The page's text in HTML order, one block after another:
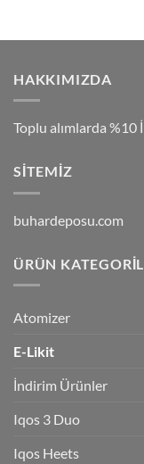
HAKKIMIZDA
Toplu alımlarda %10
SITEMIZ
buhardeposu.com
ÜRÜN
Atomizer
E-Likit
İndirim Ürünler
Iqos 3 Duo
Iqos Heets